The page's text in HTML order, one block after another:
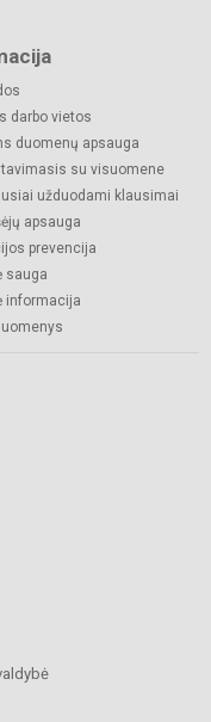
darbo vietos
duomenų apsauga
su visuomene
užduodami klausimai
apsauga
prevencija
sauga
informacija